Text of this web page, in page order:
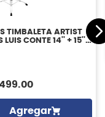
TIMBALETA ARTIST
LUIS CONTE 14'' + 15''
Agregar